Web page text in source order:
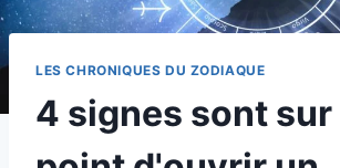
LES CHRONIQUES DU ZODIAQUE
4 signes sont sur